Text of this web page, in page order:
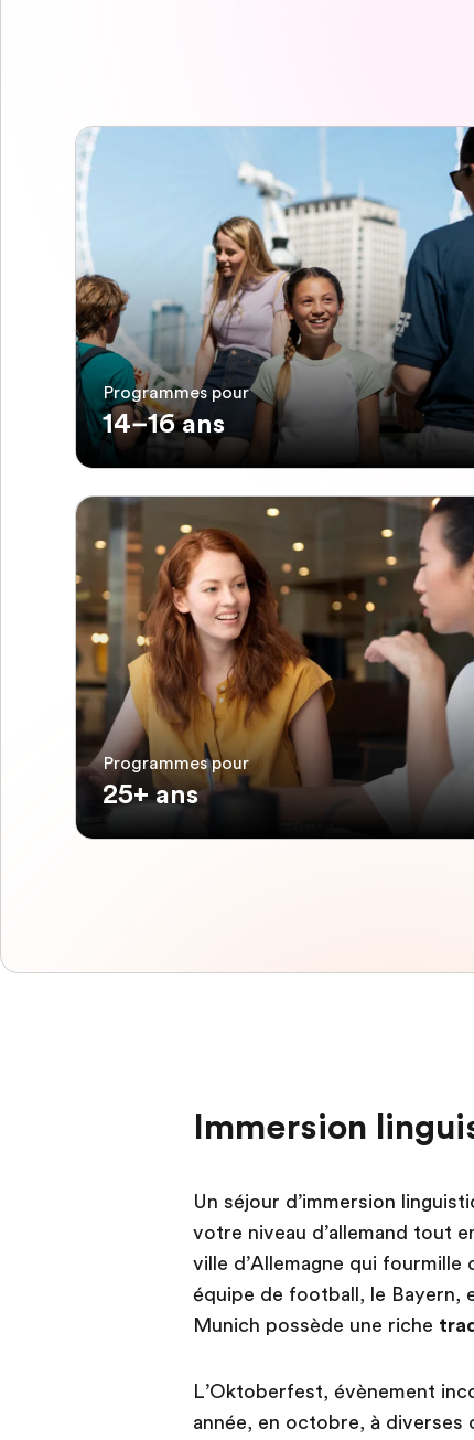
Programmes pour
14–16 ans
Programmes pour
25+ ans
Immersion
Un séjour d’immersion
votre niveau d’allemand tout
ville d’Allemagne qui
équipe de football, le Bayern,
Munich possède une riche
L’Oktoberfest, évènement
année, en octobre, à